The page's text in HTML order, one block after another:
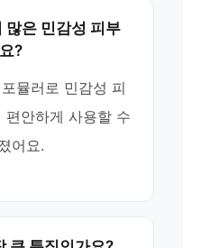
많은 민감성 피부
?
뮬러로 민감성 피
편안하게 사용할 수
어요.